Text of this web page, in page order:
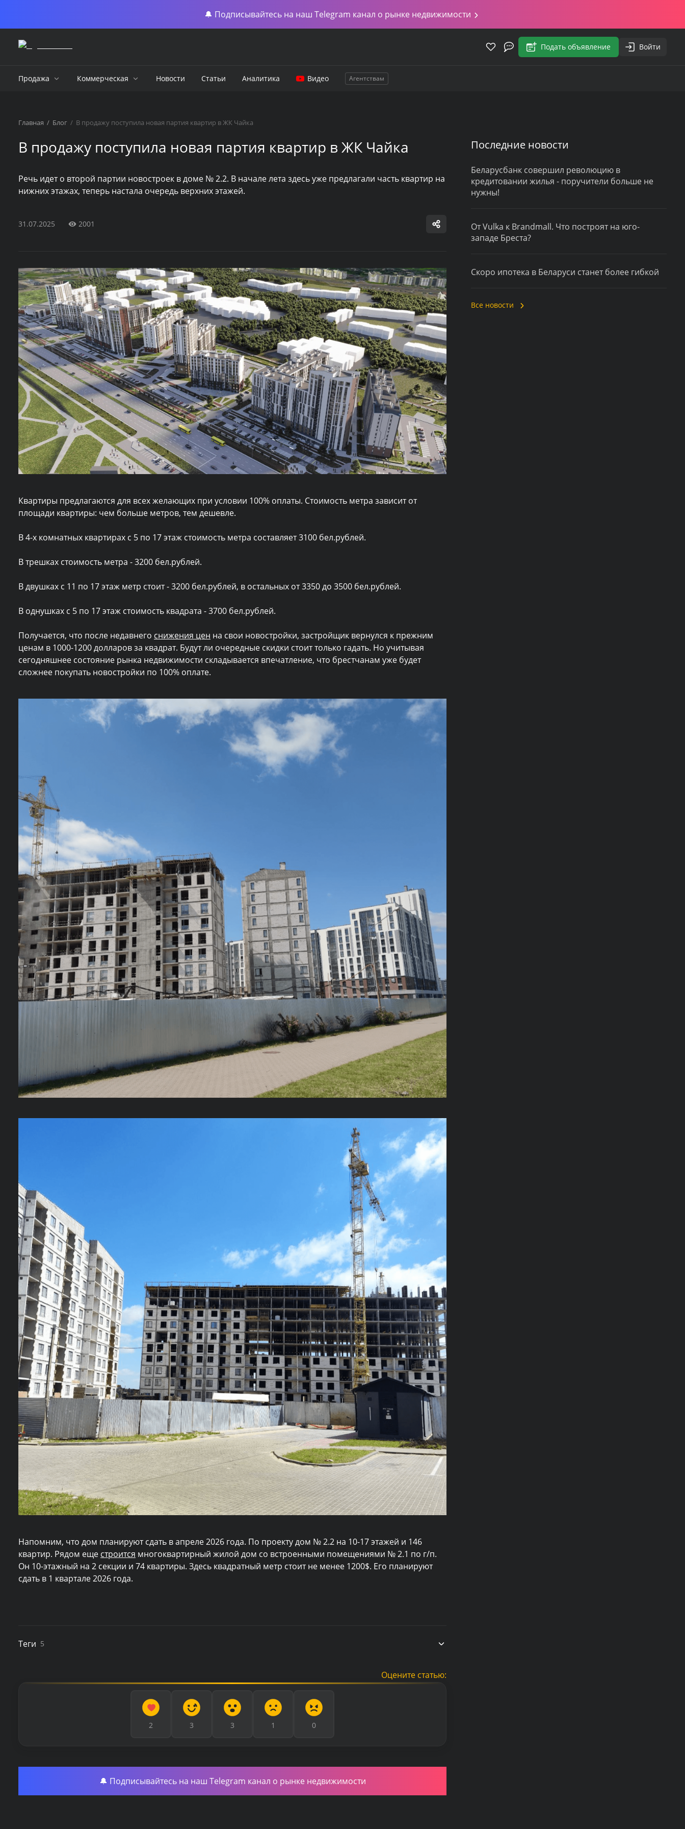
🔔 Подписывайтесь на наш Telegram канал о рынке недвижимости
Подать объявление Войти
Продажа Коммерческая Новости Статьи Аналитика Видео Агентствам
Главная / Блог / В продажу поступила новая партия квартир в ЖК Чайка
В продажу поступила новая партия квартир в ЖК Чайка
Речь идет о второй партии новостроек в доме № 2.2. В начале лета здесь уже предлагали часть квартир на
нижних этажах, теперь настала очередь верхних этажей.
31.07.2025 2001
Квартиры предлагаются для всех желающих при условии 100% оплаты. Стоимость метра зависит от
площади квартиры: чем больше метров, тем дешевле.
В 4-х комнатных квартирах с 5 по 17 этаж стоимость метра составляет 3100 бел.рублей.
В трешках стоимость метра - 3200 бел.рублей.
В двушках с 11 по 17 этаж метр стоит - 3200 бел.рублей, в остальных от 3350 до 3500 бел.рублей.
В однушках с 5 по 17 этаж стоимость квадрата - 3700 бел.рублей.
Получается, что после недавнего снижения цен на свои новостройки, застройщик вернулся к прежним
ценам в 1000-1200 долларов за квадрат. Будут ли очередные скидки стоит только гадать. Но учитывая
сегодняшнее состояние рынка недвижимости складывается впечатление, что брестчанам уже будет
сложнее покупать новостройки по 100% оплате.
Напомним, что дом планируют сдать в апреле 2026 года. По проекту дом № 2.2 на 10-17 этажей и 146
квартир. Рядом еще строится многоквартирный жилой дом со встроенными помещениями № 2.1 по г/п.
Он 10-этажный на 2 секции и 74 квартиры. Здесь квадратный метр стоит не менее 1200$. Его планируют
сдать в 1 квартале 2026 года.
Теги 5
Оцените статью:
2 3 3 1 0
🔔 Подписывайтесь на наш Telegram канал о рынке недвижимости
Последние новости
Беларусбанк совершил революцию в
кредитовании жилья - поручители больше не
нужны!
От Vulka к Brandmall. Что построят на юго-
западе Бреста?
Скоро ипотека в Беларуси станет более гибкой
Все новости